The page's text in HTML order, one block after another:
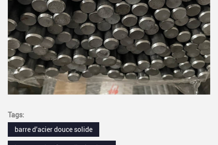
Tags:
barre d'acier douce solide